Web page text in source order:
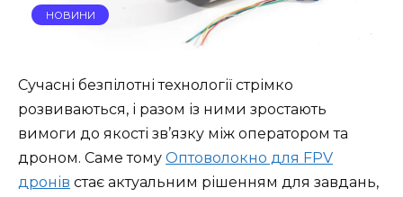
НОВИНИ
Сучасні безпілотні технології стрімко
розвиваються, і разом із ними зростають
вимоги до якості зв’язку між оператором та
дроном. Саме тому Оптоволокно для FPV
дронів стає актуальним рішенням для завдань,